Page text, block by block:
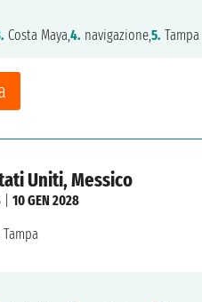
Costa Maya,4. navigazione,5. Tampa
Uniti, Messico
|10 GEN 2028
Tampa